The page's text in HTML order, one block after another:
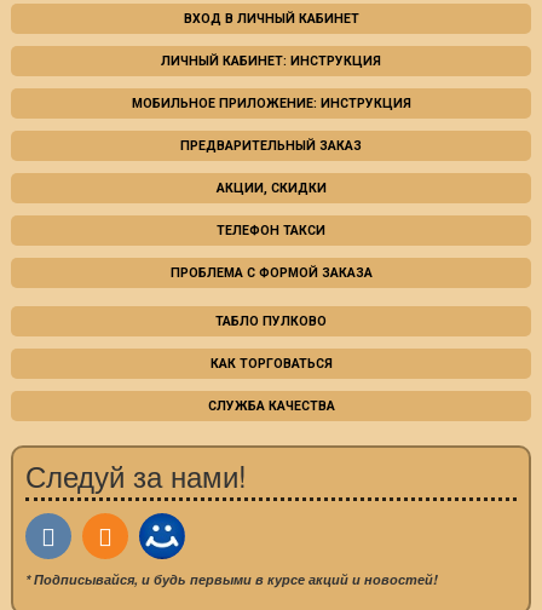
ВХОД В ЛИЧНЫЙ КАБИНЕТ
ЛИЧНЫЙ КАБИНЕТ: ИНСТРУКЦИЯ
МОБИЛЬНОЕ ПРИЛОЖЕНИЕ: ИНСТРУКЦИЯ
ПРЕДВАРИТЕЛЬНЫЙ ЗАКАЗ
АКЦИИ, СКИДКИ
ТЕЛЕФОН ТАКСИ
ПРОБЛЕМА С ФОРМОЙ ЗАКАЗА
ТАБЛО ПУЛКОВО
КАК ТОРГОВАТЬСЯ
СЛУЖБА КАЧЕСТВА
Следуй за нами!
* Подписывайся, и будь первыми в курсе акций и новостей!